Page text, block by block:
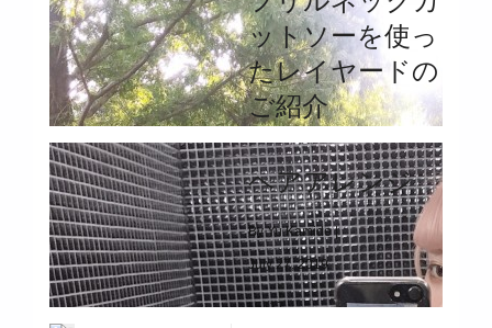
ホワイトブラウス
ットソーを使っ
たレイヤードの
ご紹介
By Yu Kamide |
August 14, 2019
|3024
フリルネックカットソーを使ったレイヤードのご紹介
ヘアアレンジ
By Yu Kamide |
July 27, 2019
|5117